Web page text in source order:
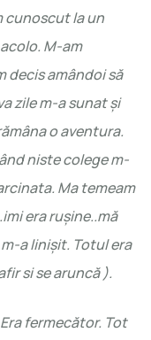
cunoscut la un
M-am
decis amândoi să
zile m-a sunat și
o aventura.
niste colege m-
Ma temeam
era rușine..mă
a linișit. Totul era
si se aruncă ).
Era fermecător. Tot